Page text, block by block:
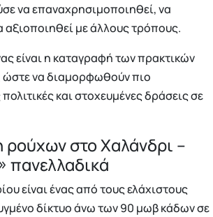
να επαναχρησιμοποιηθεί, να
αξιοποιηθεί με άλλους τρόπους.
είναι η καταγραφή των πρακτικών
ώστε να διαμορφωθούν πιο
και στοχευμένες δράσεις σε
στο Χαλάνδρι –
πανελλαδικά
είναι ένας από τους ελάχιστους
δίκτυο άνω των 90 μωβ κάδων σε